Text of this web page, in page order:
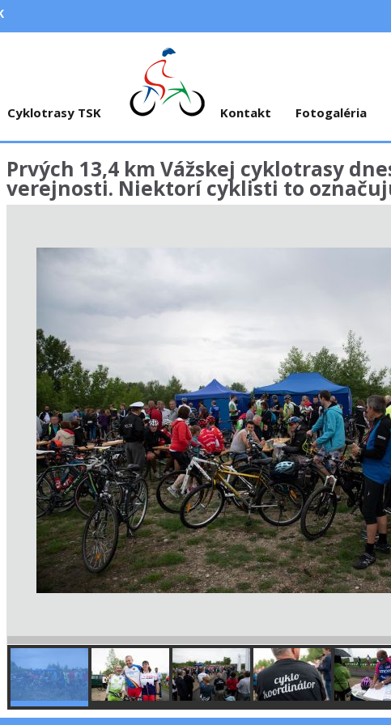
Cyklotrasy TSK Kontakt Fotogaléria
Prvých 13,4 km Vážskej cyklotrasy
verejnosti. Niektorí cyklisti to